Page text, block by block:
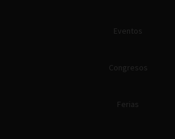
Eventos
Congresos
Ferias